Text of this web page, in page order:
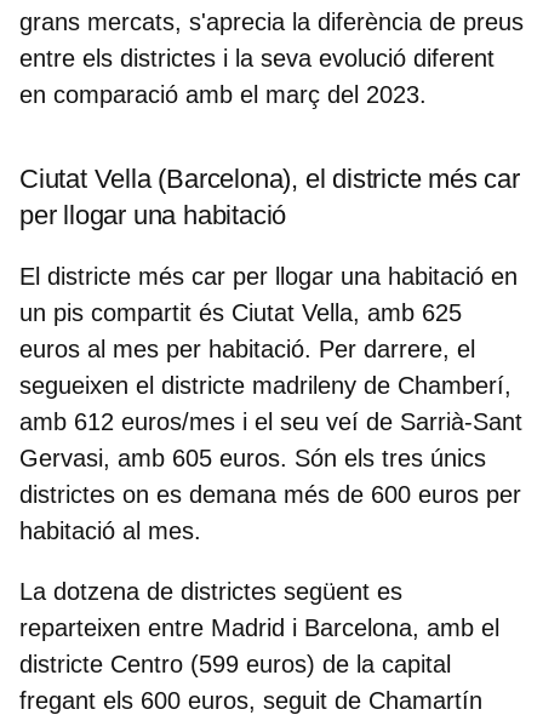
grans mercats, s'aprecia la diferència de preus
entre els districtes i la seva evolució diferent
en comparació amb el març del 2023.
Ciutat Vella (Barcelona), el districte més car
per llogar una habitació
El districte més car per llogar una habitació en
un pis compartit és Ciutat Vella, amb 625
euros al mes per habitació. Per darrere, el
segueixen el districte madrileny de Chamberí,
amb 612 euros/mes i el seu veí de Sarrià-Sant
Gervasi, amb 605 euros. Són els tres únics
districtes on es demana més de 600 euros per
habitació al mes.
La dotzena de districtes següent es
reparteixen entre Madrid i Barcelona, amb el
districte Centro (599 euros) de la capital
fregant els 600 euros, seguit de Chamartín